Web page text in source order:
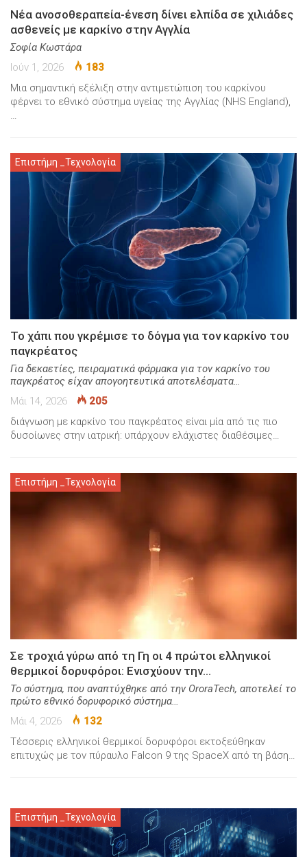
Νέα ανοσοθεραπεία-ένεση δίνει ελπίδα σε χιλιάδες
ασθενείς με καρκίνο στην Αγγλία
Σοφία Κωστάρα
Ιούν 1, 2026
183
Μια σημαντική εξέλιξη στην αντιμετώπιση του καρκίνου
φέρνει το εθνικό σύστημα υγείας της Αγγλίας (NHS England),
Επιστήμη _Τεχνολογία
Το χάπι που γκρέμισε το δόγμα για τον καρκίνο του
παγκρέατος
Για δεκαετίες, πειραματικά φάρμακα για τον καρκίνο του
παγκρέατος είχαν απογοητευτικά αποτελέσματα…
Μάι 14, 2026
205
διάγνωση με καρκίνο του παγκρέατος είναι μία από τις πιο
δυσοίωνες στην ιατρική: υπάρχουν ελάχιστες διαθέσιμες…
Επιστήμη _Τεχνολογία
Σε τροχιά γύρω από τη Γη οι 4 πρώτοι ελληνικοί
θερμικοί δορυφόροι: Ενισχύουν την…
Το σύστημα, που αναπτύχθηκε από την OroraTech, αποτελεί το
πρώτο εθνικό δορυφορικό σύστημα…
Μάι 4, 2026
132
Τέσσερις ελληνικοί θερμικοί δορυφόροι εκτοξεύθηκαν
επιτυχώς με τον πύραυλο Falcon 9 της SpaceX από τη βάση…
Επιστήμη _Τεχνολογία